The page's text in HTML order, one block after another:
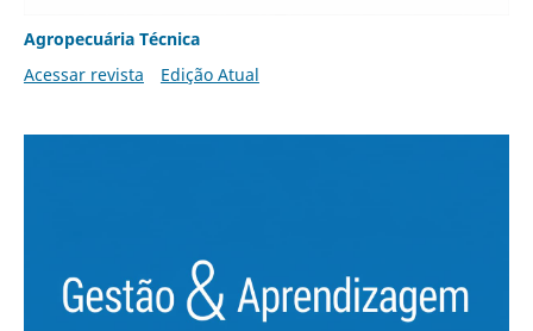
Agropecuária Técnica
Acessar revista
Edição Atual